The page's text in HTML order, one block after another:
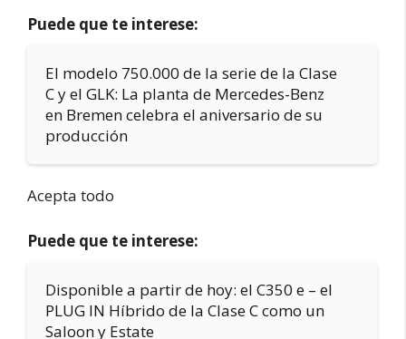
Puede que te interese:
El modelo 750.000 de la serie de la Clase
C y el GLK: La planta de Mercedes-Benz
en Bremen celebra el aniversario de su
producción
Acepta todo
Puede que te interese:
Disponible a partir de hoy: el C350 e – el
PLUG IN Híbrido de la Clase C como un
Saloon y Estate